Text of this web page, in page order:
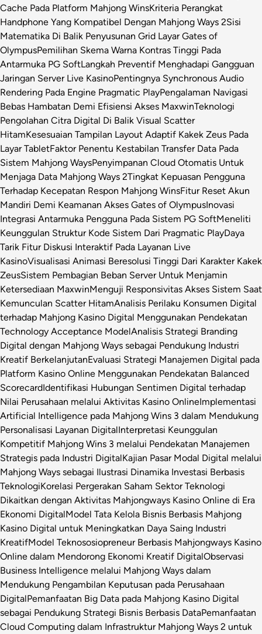
Cache Pada Platform Mahjong WinsKriteria Perangkat
Handphone Yang Kompatibel Dengan Mahjong Ways 2Sisi
Matematika Di Balik Penyusunan Grid Layar Gates of
OlympusPemilihan Skema Warna Kontras Tinggi Pada
Antarmuka PG SoftLangkah Preventif Menghadapi Gangguan
Jaringan Server Live KasinoPentingnya Synchronous Audio
Rendering Pada Engine Pragmatic PlayPengalaman Navigasi
Bebas Hambatan Demi Efisiensi Akses MaxwinTeknologi
Pengolahan Citra Digital Di Balik Visual Scatter
HitamKesesuaian Tampilan Layout Adaptif Kakek Zeus Pada
Layar TabletFaktor Penentu Kestabilan Transfer Data Pada
Sistem Mahjong WaysPenyimpanan Cloud Otomatis Untuk
Menjaga Data Mahjong Ways 2Tingkat Kepuasan Pengguna
Terhadap Kecepatan Respon Mahjong WinsFitur Reset Akun
Mandiri Demi Keamanan Akses Gates of OlympusInovasi
Integrasi Antarmuka Pengguna Pada Sistem PG SoftMeneliti
Keunggulan Struktur Kode Sistem Dari Pragmatic PlayDaya
Tarik Fitur Diskusi Interaktif Pada Layanan Live
KasinoVisualisasi Animasi Beresolusi Tinggi Dari Karakter Kakek
ZeusSistem Pembagian Beban Server Untuk Menjamin
Ketersediaan MaxwinMenguji Responsivitas Akses Sistem Saat
Kemunculan Scatter HitamAnalisis Perilaku Konsumen Digital
terhadap Mahjong Kasino Digital Menggunakan Pendekatan
Technology Acceptance ModelAnalisis Strategi Branding
Digital dengan Mahjong Ways sebagai Pendukung Industri
Kreatif BerkelanjutanEvaluasi Strategi Manajemen Digital pada
Platform Kasino Online Menggunakan Pendekatan Balanced
ScorecardIdentifikasi Hubungan Sentimen Digital terhadap
Nilai Perusahaan melalui Aktivitas Kasino OnlineImplementasi
Artificial Intelligence pada Mahjong Wins 3 dalam Mendukung
Personalisasi Layanan DigitalInterpretasi Keunggulan
Kompetitif Mahjong Wins 3 melalui Pendekatan Manajemen
Strategis pada Industri DigitalKajian Pasar Modal Digital melalui
Mahjong Ways sebagai Ilustrasi Dinamika Investasi Berbasis
TeknologiKorelasi Pergerakan Saham Sektor Teknologi
Dikaitkan dengan Aktivitas Mahjongways Kasino Online di Era
Ekonomi DigitalModel Tata Kelola Bisnis Berbasis Mahjong
Kasino Digital untuk Meningkatkan Daya Saing Industri
KreatifModel Teknososiopreneur Berbasis Mahjongways Kasino
Online dalam Mendorong Ekonomi Kreatif DigitalObservasi
Business Intelligence melalui Mahjong Ways dalam
Mendukung Pengambilan Keputusan pada Perusahaan
DigitalPemanfaatan Big Data pada Mahjong Kasino Digital
sebagai Pendukung Strategi Bisnis Berbasis DataPemanfaatan
Cloud Computing dalam Infrastruktur Mahjong Ways 2 untuk